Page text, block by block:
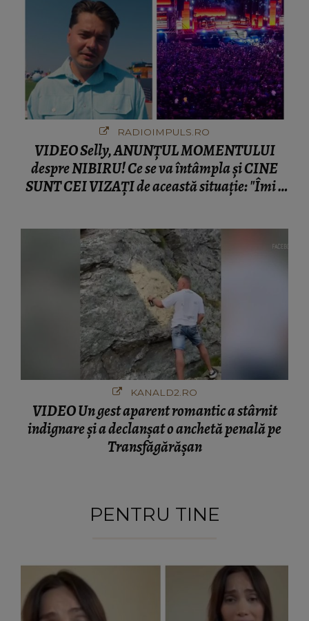
RADIOIMPULS.RO
VIDEO Selly, ANUNȚUL MOMENTULUI
despre NIBIRU! Ce se va întâmpla și CINE
SUNT CEI VIZAȚI de această situație: "Îmi e
KANALD2.RO
VIDEO Un gest aparent romantic a stârnit
indignare și a declanșat o anchetă penală pe
Transfăgărășan
PENTRU TINE